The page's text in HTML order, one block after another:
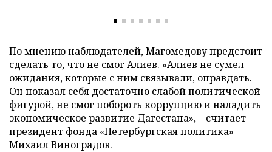
По мнению наблюдателей, Магомедову предстоит
сделать то, что не смог Алиев. «Алиев не сумел
ожидания, которые с ним связывали, оправдать.
Он показал себя достаточно слабой политической
фигурой, не смог побороть коррупцию и наладить
экономическое развитие Дагестана», – считает
президент фонда «Петербургская политика»
Михаил Виноградов.